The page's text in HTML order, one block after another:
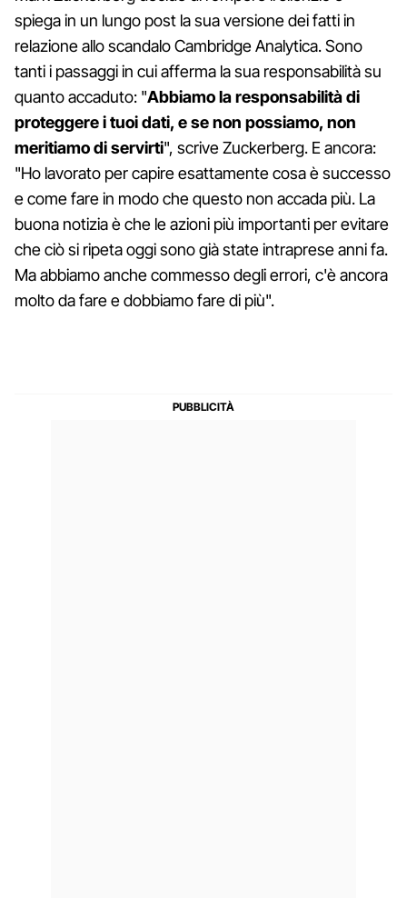
spiega in un lungo post la sua versione dei fatti in
relazione allo scandalo Cambridge Analytica. Sono
tanti i passaggi in cui afferma la sua responsabilità su
quanto accaduto: "Abbiamo la responsabilità di
proteggere i tuoi dati, e se non possiamo, non
meritiamo di servirti", scrive Zuckerberg. E ancora:
"Ho lavorato per capire esattamente cosa è successo
e come fare in modo che questo non accada più. La
buona notizia è che le azioni più importanti per evitare
che ciò si ripeta oggi sono già state intraprese anni fa.
Ma abbiamo anche commesso degli errori, c'è ancora
molto da fare e dobbiamo fare di più".